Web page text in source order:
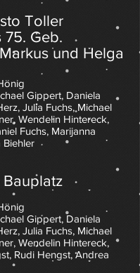
Toller
75. Geb.
und Helga
Gippert, Daniela
Julia Fuchs, Michael
Wendelin Hintereck,
Fuchs, Marijanna
Biehler
Gippert, Daniela
Julia Fuchs, Michael
Wendelin Hintereck,
Rudi Hengst, Andrea